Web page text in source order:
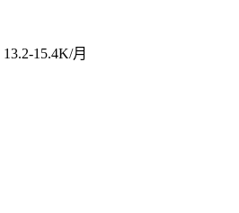
13.2-15.4K/月